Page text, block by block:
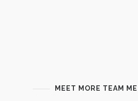
MEET MORE TEAM